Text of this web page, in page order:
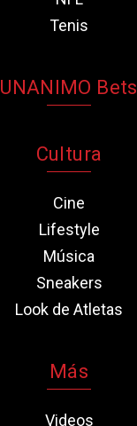
Tenis
UNANIMO Bets
Cultura
Cine
Lifestyle
Música
Sneakers
Look de Atletas
Más
Videos